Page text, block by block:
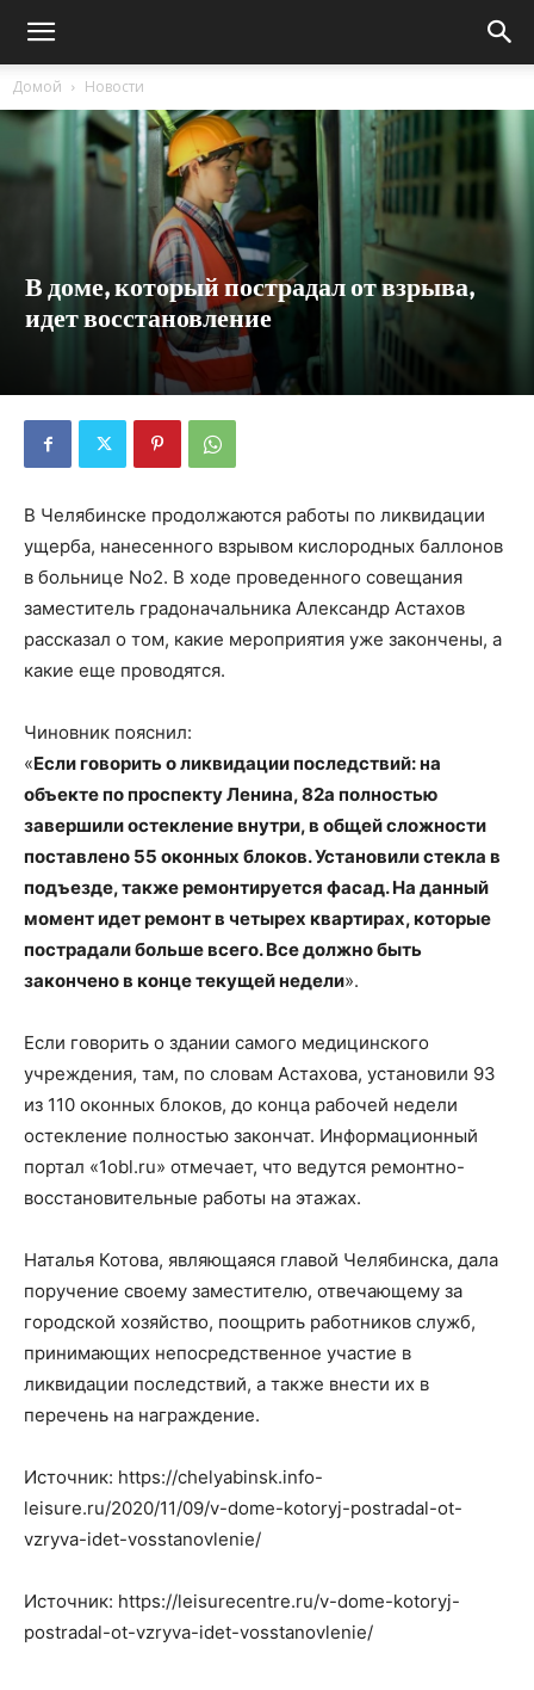
Домой Новости
В доме, который пострадал от взрыва,
идет восстановление
В Челябинске продолжаются работы по ликвидации
ущерба, нанесенного взрывом кислородных баллонов
в больнице No2. В ходе проведенного совещания
заместитель градоначальника Александр Астахов
рассказал о том, какие мероприятия уже закончены, а
какие еще проводятся.
Чиновник пояснил:
«Если говорить о ликвидации последствий: на
объекте по проспекту Ленина, 82а полностью
завершили остекление внутри, в общей сложности
поставлено 55 оконных блоков. Установили стекла в
подъезде, также ремонтируется фасад. На данный
момент идет ремонт в четырех квартирах, которые
пострадали больше всего. Все должно быть
закончено в конце текущей недели».
Если говорить о здании самого медицинского
учреждения, там, по словам Астахова, установили 93
из 110 оконных блоков, до конца рабочей недели
остекление полностью закончат. Информационный
портал «1obl.ru» отмечает, что ведутся ремонтно-
восстановительные работы на этажах.
Наталья Котова, являющаяся главой Челябинска, дала
поручение своему заместителю, отвечающему за
городской хозяйство, поощрить работников служб,
принимающих непосредственное участие в
ликвидации последствий, а также внести их в
перечень на награждение.
Источник: https://chelyabinsk.info-
leisure.ru/2020/11/09/v-dome-kotoryj-postradal-ot-
vzryva-idet-vosstanovlenie/
Источник: https://leisurecentre.ru/v-dome-kotoryj-
postradal-ot-vzryva-idet-vosstanovlenie/